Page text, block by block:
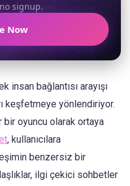
signup.
Now
insan bağlantısı arayışı
keşfetmeye yönlendiriyor.
bir oyuncu olarak ortaya
, kullanıcılara
benzersiz bir
ilgi çekici sohbetler